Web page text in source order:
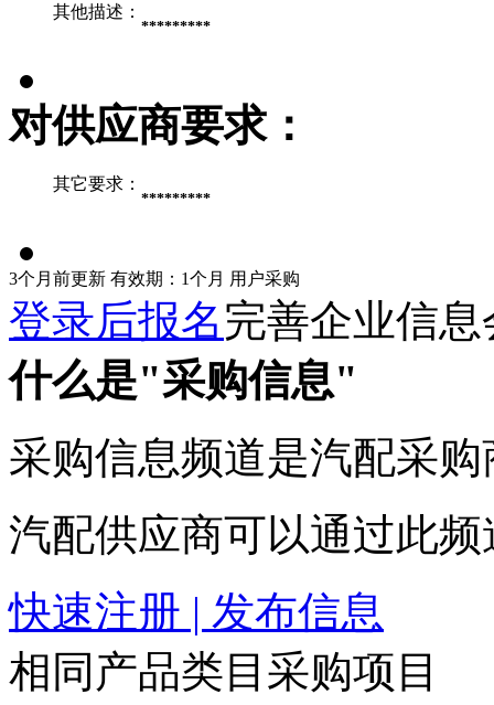
其他描述：
*********
对供应商要求：
其它要求：
*********
3个月前更新 有效期：1个月 用户采购
登录后报名完善企业信
什么是"采购信息"
采购信息频道是汽配采
汽配供应商可以通过此
快速注册 | 发布信息
相同产品类目采购项目